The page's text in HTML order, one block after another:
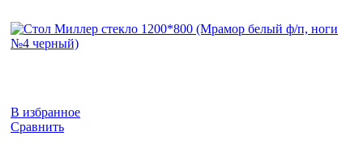
В избранное
Сравнить